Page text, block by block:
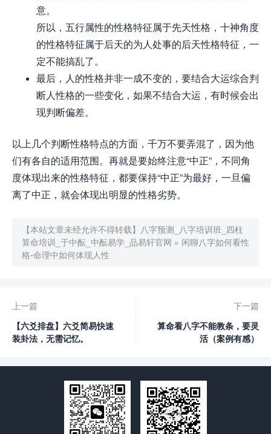
意。
所以，五行属性的性格特征属于先天性格，十神角度
的性格特征属于后天的为人处事的后天性格特征，一
定不能搞乱了。
最后，人的性格并非一成不变的，要结合大运综合判
断人性格的一些变化，如果不结合大运，有时候会出
现判断偏差。
以上几个判断性格特点的方面，千万不要弄混了，因为他
们有各自的适用范围。再就是要始终注意“中正”，不同角
度体现出来的性格特征，都要保持“中正”为最好，一旦偏
离了中正，就会体现出明显的性格劣势。
【本站文章未经允许不得转载】
八字预测_八字培训班_四柱
算命培训_于中酝_中酝易学_品易轩官网 » 闲聊八字如何看性
格-命理中如何体现人性
上一篇
【六爻排盘】六爻简易快速
装卦法，无需记忆。
下一篇
算命看八字不能教条，要灵
活（案例有感）